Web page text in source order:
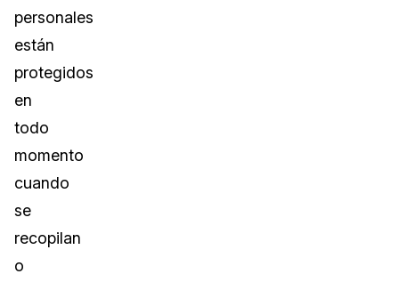
personales
están
protegidos
en
todo
momento
cuando
se
recopilan
o